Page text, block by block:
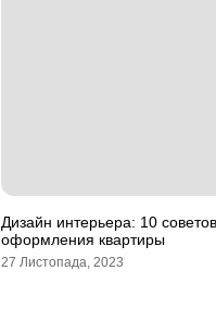
Дизайн интерьера: 10
оформления квартиры
27 Листопада, 2023